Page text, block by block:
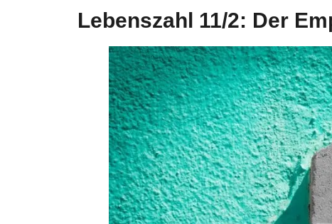
Lebenszahl 11/2: Der